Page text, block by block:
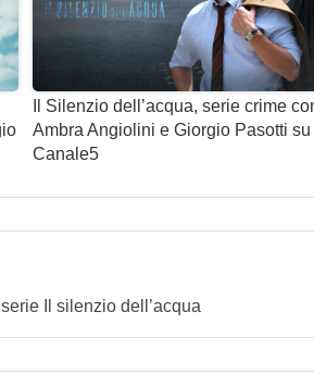
...
Nina
...
Sara
...
Giorgia
Il Silenzio dell’acqua, serie crime
Ambra Angiolini e Giorgio Pasotti su
Canale5
Il silenzio dell’acqua